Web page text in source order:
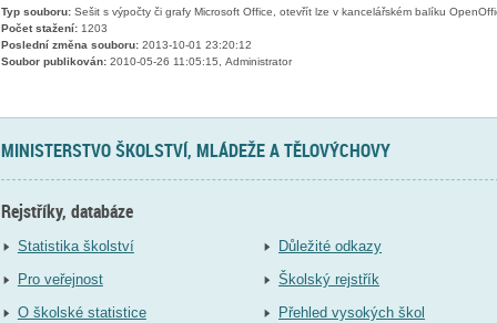
Typ souboru:Sešit s výpočty či grafy Microsoft Office, otevřít lze v kancelářském balíku
Počet stažení:1203
Poslední změna souboru:2013-10-01 23:20:12
Soubor publikován:2010-05-26 11:05:15, Administrator
MINISTERSTVO ŠKOLSTVÍ, MLÁDEŽE A TĚLOVÝCHOVY
Rejstříky, databáze
Statistika školství
Pro veřejnost
O školské statistice
Důležité odkazy
Školský rejstřík
Přehled vysokých škol